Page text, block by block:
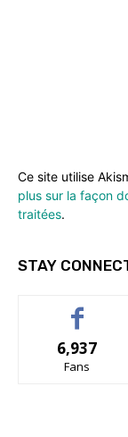
Ce site utilise
plus sur la façon
traitées.
STAY
6,937
Fans